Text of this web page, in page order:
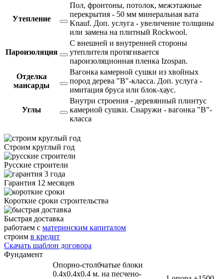
Утепление
Пол, фронтоны, потолок, межэтажные
перекрытия - 50 мм минеральная вата
Knauf. Доп. услуга - увеличение толщины
или замена на плитный Rockwool.
Пароизоляция
С внешней и внутренней стороны
утеплителя протягивается
пароизоляционная пленка Izospan.
Отделка
мансарды
Вагонка камерной сушки из хвойных
пород дерева "В"-класса. Доп. услуга -
имитация бруса или блок-хаус.
Углы
Внутри строения - деревянный плинтус
камерной сушки. Снаружи - вагонка "В"-
класса
Строим круглый год
Русские строители
Гарантия 12 месяцев
Короткие сроки строительства
Быстрая доставка
работаем с материнским капиталом
строим в кредит
Скачать шаблон договора
Фундамент
Опорно-столбчатые блоки
0.4х0.4х0.4 м. на песчено-